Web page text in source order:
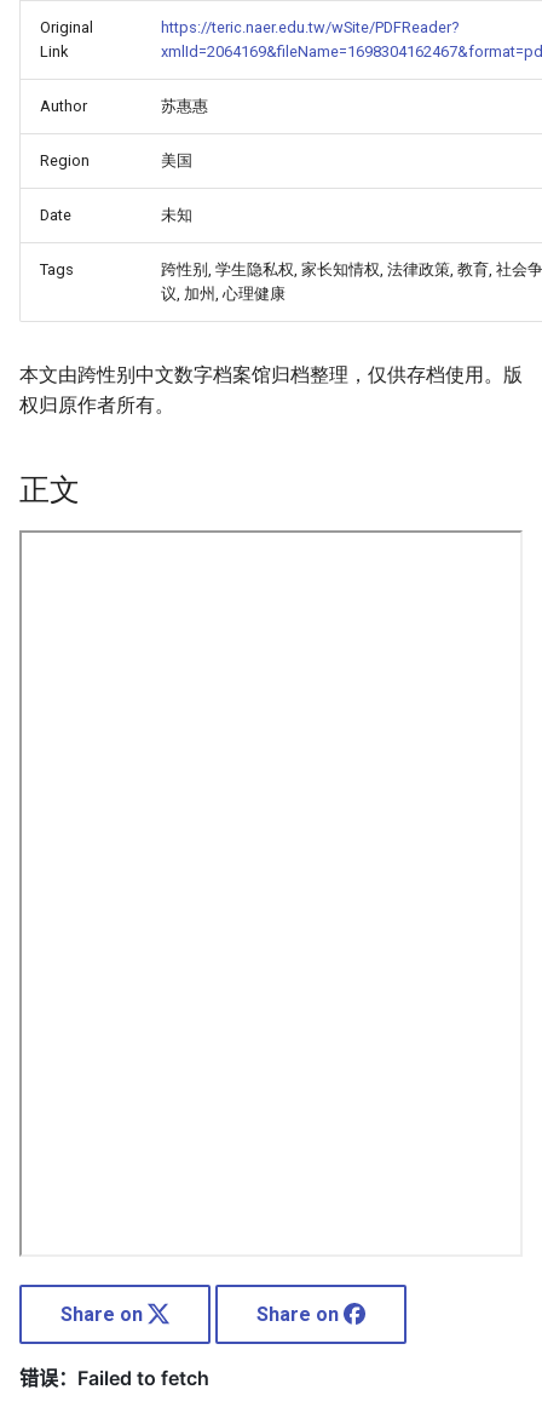
Original
Link
https://teric.naer.edu.tw/wSite/PDFReader?
Author 苏惠惠
Region 美国
Date 未知
Tags
跨性别, 学生隐私权, 家长知情权, 法律政策, 教育, 社会争
议, 加州, 心理健康
本文由跨性别中文数字档案馆归档整理，仅供存档使用。版
权归原作者所有。
正文
Share on Share on